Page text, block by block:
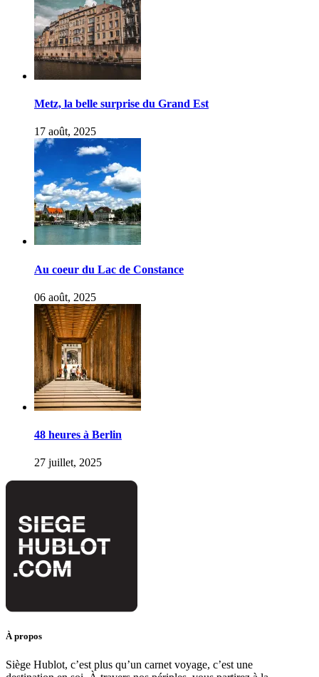
Metz, la belle surprise du Grand Est
17 août, 2025
Au coeur du Lac de Constance
06 août, 2025
48 heures à Berlin
27 juillet, 2025
À propos
Siège Hublot, c’est plus qu’un carnet voyage, c’est une